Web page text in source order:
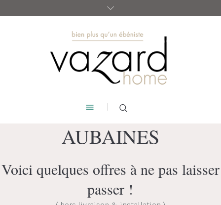
AUBAINES
Voici quelques offres à ne pas laisser
passer !